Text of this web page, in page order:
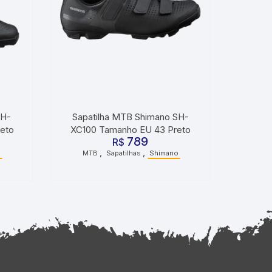
Sapatilha MTB Shimano SH-
XC100 Tamanho EU 43 Preto
R$ 789
MTB Sapatilhas Shimano